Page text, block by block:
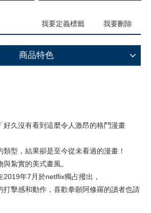
我要定義標籤 我要刪除
商品特色
好久沒有看到這麼令人激昂的格鬥漫畫
類型，結果卻是至今從未看過的漫畫！
紮實的美式畫風。
年7月於netflix獨占撥出，
打擊感和動作，喜歡拳願阿修羅的讀者也請